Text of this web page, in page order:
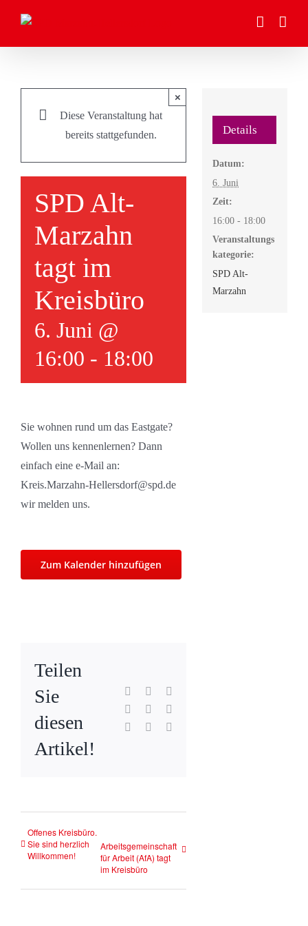
Inhalt
springen
Diese Veranstaltung hat
bereits stattgefunden.
×
SPD Alt-
Marzahn
tagt im
Kreisbüro
6. Juni @
16:00 - 18:00
Sie wohnen rund um das Eastgate?
Wollen uns kennenlernen? Dann
einfach eine e-Mail an:
Kreis.Marzahn-Hellersdorf@spd.de
wir melden uns.
Zum Kalender hinzufügen
Teilen
Sie
diesen
Artikel!
Facebook
LinkedInWhatsApp
Pinterest
Offenes Kreisbüro.
Sie sind herzlich
Willkommen!
Arbeitsgemeinschaft
für Arbeit (AfA) tagt
im Kreisbüro
Details
Datum:
6. Juni
Zeit:
16:00 - 18:00
Veranstaltungs
kategorie:
SPD Alt-
Marzahn